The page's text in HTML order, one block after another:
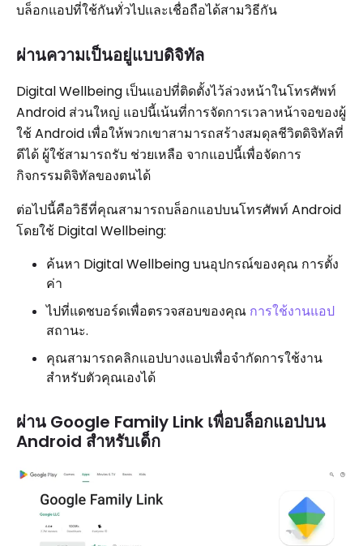
บล็อกแอปที่ใช้กันทั่วไปและเชื่อถือได้สามวิธีกัน
ผ่านความเป็นอยู่แบบดิจิทัล
Digital Wellbeing เป็นแอปที่ติดตั้งไว้ล่วงหน้าในโทรศัพท์
Android ส่วนใหญ่ แอปนี้เน้นที่การจัดการเวลาหน้าจอของผู้
ใช้ Android เพื่อให้พวกเขาสามารถสร้างสมดุลชีวิตดิจิทัลที่
ดีได้ ผู้ใช้สามารถรับ ช่วยเหลือ จากแอปนี้เพื่อจัดการ
กิจกรรมดิจิทัลของตนได้
ต่อไปนี้คือวิธีที่คุณสามารถบล็อกแอปบนโทรศัพท์ Android
โดยใช้ Digital Wellbeing:
ค้นหา Digital Wellbeing บนอุปกรณ์ของคุณ การตั้ง
ค่า
ไปที่แดชบอร์ดเพื่อตรวจสอบของคุณ การใช้งานแอป
สถานะ.
คุณสามารถคลิกแอปบางแอปเพื่อจำกัดการใช้งาน
สำหรับตัวคุณเองได้
ผ่าน Google Family Link เพื่อบล็อกแอปบน
Android สำหรับเด็ก